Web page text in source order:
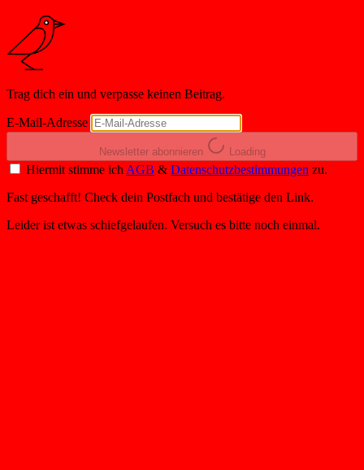
Trag dich ein und verpasse keinen Beitrag.
E-Mail-Adresse
Newsletter abonnieren Loading
Hiermit stimme ichAGB & Datenschutzbestimmungen zu.
Fast geschafft! Check dein Postfach und bestätige den Link.
Leider ist etwas schiefgelaufen. Versuch es bitte noch einmal.